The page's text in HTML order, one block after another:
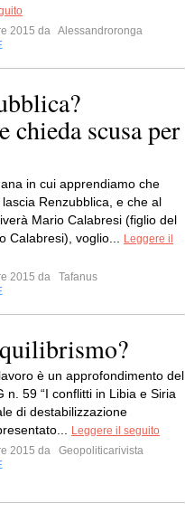
2015 da Alessandroronga
chieda scusa per
in cui apprendiamo che
Renzubblica, e che al
Mario Calabresi (figlio del
Calabresi), voglio...
Leggere il
2015 da
Tafanus
è un approfondimento del
n. 59 “I conflitti in Libia e Siria
di destabilizzazione
Leggere il seguito
2015 da
Geopoliticarivista